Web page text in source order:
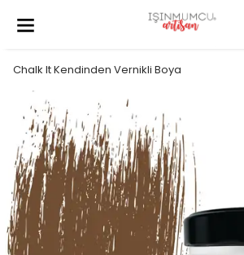
Chalk It Kendinden Vernikli Boya